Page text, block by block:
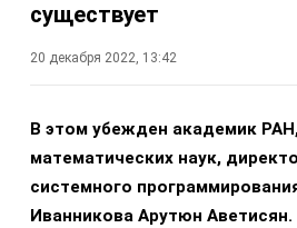
существует
20 декабря 2022, 13:42
В этом убежден академик
математических наук,
системного
Иванникова Арутюн Аветисян.